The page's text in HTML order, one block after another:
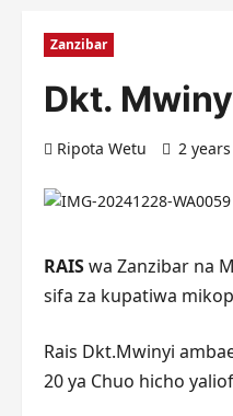
Zanzibar
Dkt.
Ripota Wetu 2
RAISwa Zanzibar na
sifa za kupatiwa
Rais Dkt.Mwinyi
20 ya Chuo hicho